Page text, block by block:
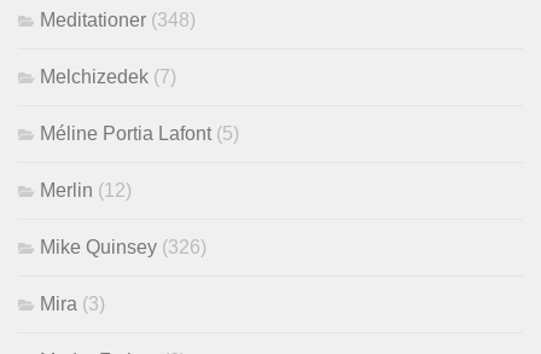
Meditationer (348)
Melchizedek (7)
Méline Portia Lafont(5)
Merlin (12)
Mike Quinsey (326)
Mira (3)